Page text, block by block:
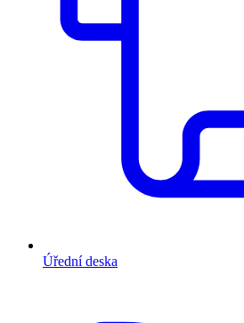
Úřední deska